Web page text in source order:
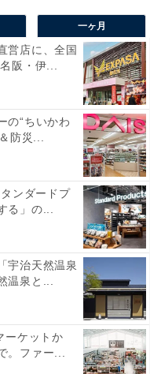
一ヶ月
営店に、全国
阪・伊...
の“ちいかわ
防災...
ンダードプ
る」の...
宇治天然温泉
温泉と...
ーケットか
。ファー...